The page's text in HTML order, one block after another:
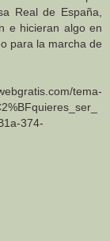
Real de España,
e hicieran algo en
para la marcha de
tema-
374-